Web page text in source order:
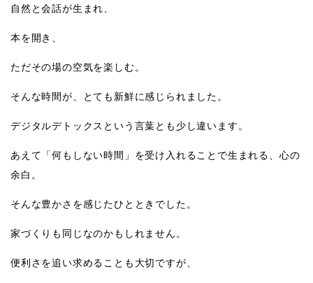
自然と会話が生まれ、
本を開き、
ただその場の空気を楽しむ。
そんな時間が、とても新鮮に感じられました。
デジタルデトックスという言葉とも少し違います。
あえて「何もしない時間」を受け入れることで生まれる、心の
余白。
そんな豊かさを感じたひとときでした。
家づくりも同じなのかもしれません。
便利さを追い求めることも大切ですが、